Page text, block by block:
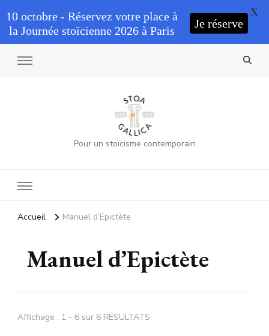
Pour un stoïcisme contemporain
Accueil Manuel d’Epictète
Manuel d’Epictète
Affichage : 1 - 6 sur 6 RÉSULTATS
10 octobre - Réservez votre place à
la Journée stoïcienne 2026 à Paris
Je réserve
X